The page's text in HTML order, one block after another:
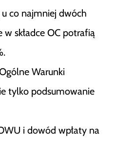
co najmniej dwóch
składce OC potrafią
Warunki
tylko podsumowanie
i dowód wpłaty na